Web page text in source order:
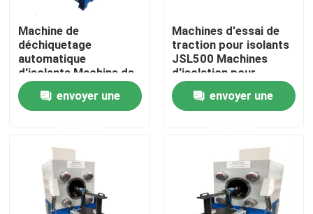
Contrôle de la qualité
Nous contacter
Demandez un devis
Isolateur ferroviaire
Machine de
déchiquetage
automatique
d'isolants Machine de
déchiquetage pour
isolants composites
envoyer une
Machines d'essai de
traction pour isolants
JSL500 Machines
d'isolation pour
isolants composites
envoyer une